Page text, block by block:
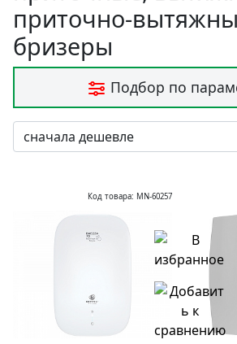
приточно-
бризеры
Подбор по
Код товара: MN-60257